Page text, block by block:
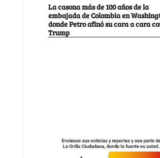
La casona más de 100 años de la
embajada de Colombia en
donde Petro afinó su cara a cara
Trump